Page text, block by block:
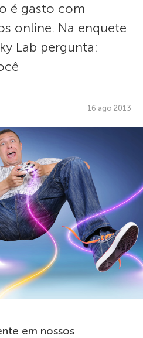
é gasto com
online. Na enquete
Lab pergunta:
16 ago 2013
em nossos